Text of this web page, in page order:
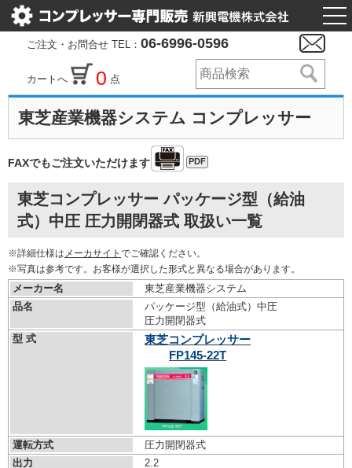
ご注文・お問合せ TEL： 06-6996-0596
カートへ 0 点
東芝産業機器システム コンプレッサー
FAXでもご注文いただけます PDF
東芝コンプレッサー パッケージ型（給油
式）中圧 圧力開閉器式 取扱い一覧
※詳細仕様は メーカサイト でご確認ください。
※写真は参考です。お客様が選択した形式と異なる場合があります。
メーカー名
東芝産業機器システム
品名
パッケージ型（給油式）中圧
圧力開閉器式
型 式
東芝コンプレッサー
FP145-22T
運転方式
圧力開閉器式
出力
2.2